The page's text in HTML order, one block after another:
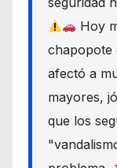
Hoy
chapopote
afectó a
mayores,
que los